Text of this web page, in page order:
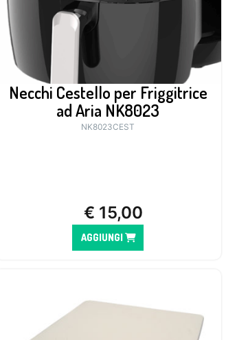
Necchi Cestello per Friggitrice
ad Aria NK8023
NK8023CEST
€ 15,00
AGGIUNGI